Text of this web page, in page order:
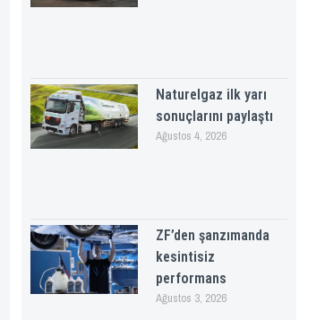
Naturelgaz ilk yarı
sonuçlarını paylaştı
Ağustos 4, 2026
ZF’den şanzımanda
kesintisiz
performans
Ağustos 3, 2026